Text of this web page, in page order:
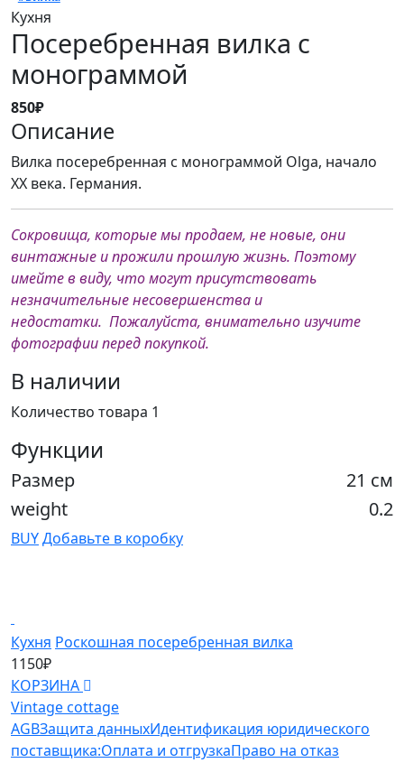
Кухня
Посеребренная вилка с
монограммой
850₽
Описание
Вилка посеребрeнная c монограммой Olga, нaчало
ХХ века. Германия.
Сокровища, которые мы продаем, не новые, они
винтажные и прожили прошлую жизнь. Поэтому
имейте в виду, что могут присутствовать
незначительные несовершенства и
недостатки. Пожалуйста, внимательно изучите
фотографии перед покупкой.
В наличии
Количество товара 1
Функции
Размер
21 см
weight
0.2
BUYДобавьте в коробку
Кухня Роскошная посеребренная вилка
1150₽
КОРЗИНА
Vintage cottage
AGBЗащита данныхИдентификация юридического
поставщика:Оплата и отгрузкаПраво на отказ